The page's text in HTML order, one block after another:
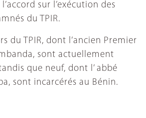
sur l’exécution des
du TPIR.
du TPIR, dont l’ancien Premier
sont actuellement
que neuf, dont l’ abbé
sont incarcérés au Bénin.